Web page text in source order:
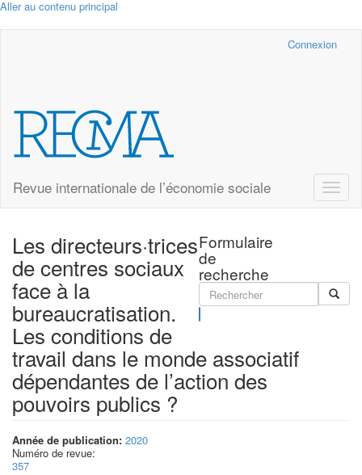
Aller au contenu principal
Connexion
Revue internationale de l’économie sociale
Toggle
Formulaire
de
recherche
Les directeurs·trices
de centres sociaux
face à la
bureaucratisation.
Les conditions de
travail dans le monde associatif
dépendantes de l’action des
pouvoirs publics ?
Année de publication: 2020
Numéro de revue:
357